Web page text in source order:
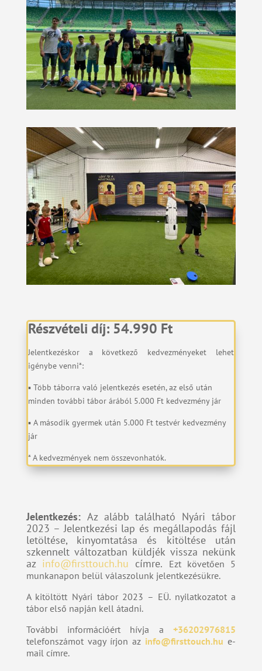
Részvételi díj: 54.990 Ft
Jelentkezéskor a következő kedvezményeket lehet
igénybe venni*:
▪️ Több táborra való jelentkezés esetén, az első után
minden további tábor árából 5.000 Ft kedvezmény jár
▪️ A második gyermek után 5.000 Ft testvér kedvezmény
jár
* A kedvezmények nem összevonhatók.
Jelentkezés: Az alább található Nyári tábor
2023 – Jelentkezési lap és megállapodás fájl
letöltése, kinyomtatása és kitöltése után
szkennelt változatban küldjék vissza nekünk
az info@firsttouch.hu címre.
Ezt követően 5
munkanapon belül válaszolunk jelentkezésükre.
A kitöltött Nyári tábor 2023 – EÜ. nyilatkozatot a
tábor első napján kell átadni.
További információért hívja a
+36202976815
telefonszámot vagy írjon az info@firsttouch.hu e-
mail címre.